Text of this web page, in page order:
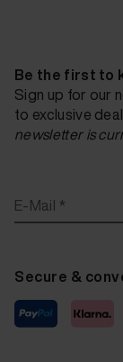
Be the first to
Sign up for our
to exclusive
newsletter is
E-Mail *
Secure &